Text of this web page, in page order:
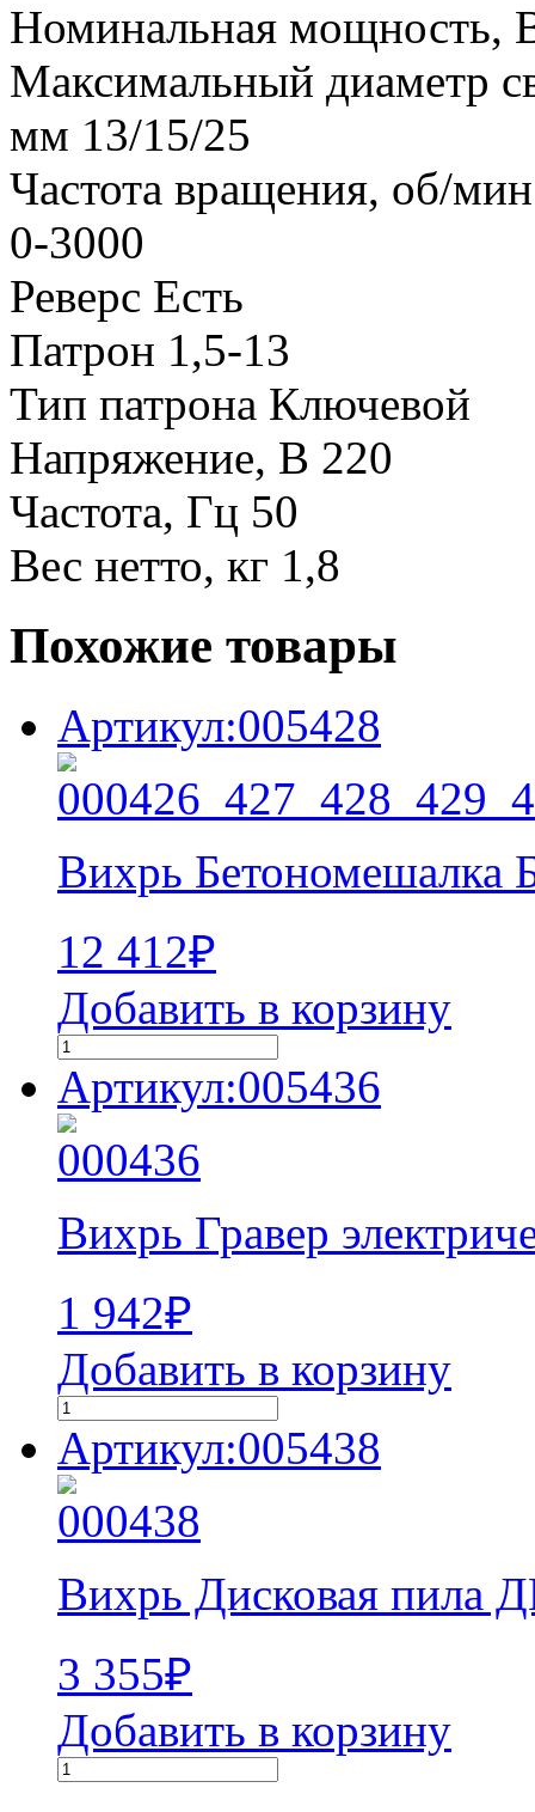
Номинальная мощность,
Максимальный диаметр
мм 13/15/25
Частота вращения, об/мин
0-3000
Реверс Есть
Патрон 1,5-13
Тип патрона Ключевой
Напряжение, В 220
Частота, Гц 50
Вес нетто, кг 1,8
Похожие товары
Артикул:005428
Вихрь Бетономешалка
12 412₽
Добавить в корзину
Артикул:005436
Вихрь Гравер
1 942₽
Добавить в корзину
Артикул:005438
Вихрь Дисковая пила
3 355₽
Добавить в корзину